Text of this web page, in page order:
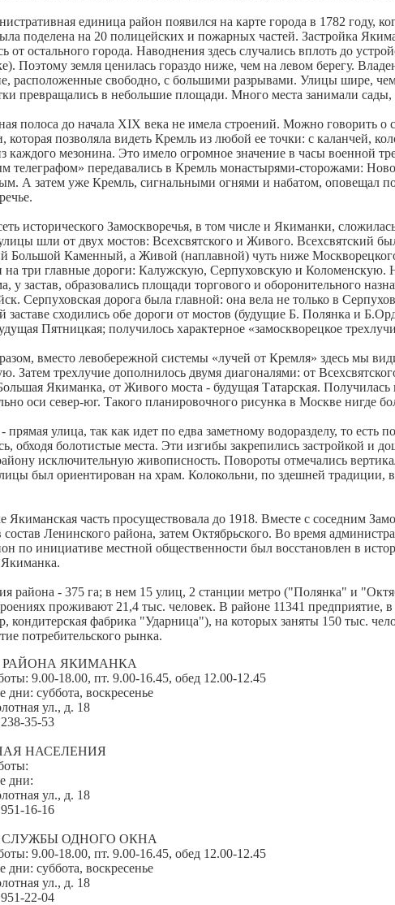
единица район появился на карте города в 1782 году,
поделена на 20 полицейских и пожарных частей. Застройка
от остального города. Наводнения здесь случались вплоть до
Поэтому земля ценилась гораздо ниже, чем на левом берегу.
расположенные свободно, с большими разрывами. Улицы шире,
превращались в небольшие площади. Много места занимали
полоса до начала XIX века не имела строений. Можно говорить о
которая позволяла видеть Кремль из любой ее точки: с каланчей,
каждого мезонина. Это имело огромное значение в часы военной
телеграфом» передавались в Кремль монастырями-сторожами:
А затем уже Кремль, сигнальными огнями и набатом, оповещал
исторического Замоскворечья, в том числе и Якиманки,
шли от двух мостов: Всехсвятского и Живого. Всехсвятский
Большой Каменный, а Живой (наплавной) чуть ниже
на три главные дороги: Калужскую, Серпуховскую и Коломенскую.
у застав, образовались площади торгового и оборонительного
Серпуховская дорога была главной: она вела не только в
заставе сходились обе дороги от мостов (будущие Б. Полянка и
Пятницкая; получилось характерное «замоскворецкое
вместо левобережной системы «лучей от Кремля» здесь мы
Затем трехлучие дополнилось двумя диагоналями: от
Якиманка, от Живого моста - будущая Татарская.
оси север-юг. Такого планировочного рисунка в Москве нигде
улица, так как идет по едва заметному водоразделу, то есть
обходя болотистые места. Эти изгибы закрепились застройкой и
исключительную живописность. Повороты отмечались
был ориентирован на храм. Колокольни, по здешней традиции,
Якиманская часть просуществовала до 1918. Вместе с соседним
состав Ленинского района, затем Октябрьского. Во время
по инициативе местной общественности был восстановлен в
района - 375 га; в нем 15 улиц, 2 станции метро ("Полянка" и
проживают 21,4 тыс. человек. В районе 11341 предприятие, в
кондитерская фабрика "Ударница"), на которых заняты 150 тыс.
потребительского рынка.
РАЙОНА ЯКИМАНКА
9.00-18.00, пт. 9.00-16.45, обед 12.00-12.45
суббота, воскресенье
ул., д. 18
35-53
НАСЕЛЕНИЯ
дни:
ул., д. 18
16-16
СЛУЖБЫ ОДНОГО ОКНА
9.00-18.00, пт. 9.00-16.45, обед 12.00-12.45
суббота, воскресенье
ул., д. 18
22-04